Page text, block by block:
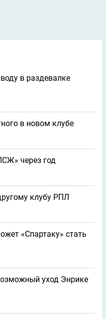
в раздевалке
в новом клубе
через год
клубу РПЛ
«Спартаку» стать
уход Энрике